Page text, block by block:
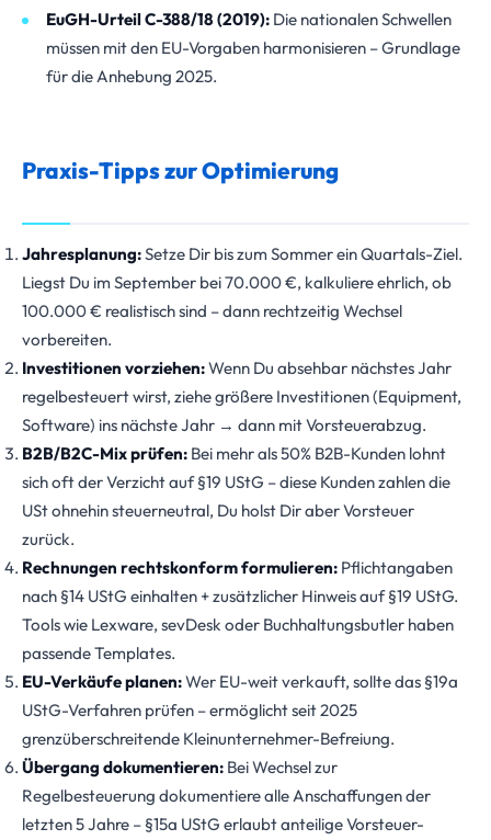
EuGH-Urteil C-388/18 (2019): Die nationalen Schwellen
müssen mit den EU-Vorgaben harmonisieren – Grundlage
für die Anhebung 2025.
Praxis-Tipps zur Optimierung
Jahresplanung:Setze Dir bis zum Sommer ein Quartals-Ziel.
Liegst Du im September bei 70.000 €, kalkuliere ehrlich, ob
100.000 € realistisch sind – dann rechtzeitig Wechsel
vorbereiten.
Investitionen vorziehen:Wenn Du absehbar nächstes Jahr
regelbesteuert wirst, ziehe größere Investitionen (Equipment,
Software) ins nächste Jahr → dann mit Vorsteuerabzug.
B2B/B2C-Mix prüfen: Bei mehr als 50% B2B-Kunden lohnt
sich oft der Verzicht auf §19 UStG – diese Kunden zahlen die
USt ohnehin steuerneutral, Du holst Dir aber Vorsteuer
zurück.
Rechnungen rechtskonform formulieren: Pflichtangaben
nach §14 UStG einhalten + zusätzlicher Hinweis auf §19 UStG.
Tools wie Lexware, sevDesk oder Buchhaltungsbutler haben
passende Templates.
EU-Verkäufe planen:Wer EU-weit verkauft, sollte das §19a
UStG-Verfahren prüfen – ermöglicht seit 2025
grenzüberschreitende Kleinunternehmer-Befreiung.
Übergang dokumentieren: Bei Wechsel zur
Regelbesteuerung dokumentiere alle Anschaffungen der
letzten 5 Jahre – §15a UStG erlaubt anteilige Vorsteuer-